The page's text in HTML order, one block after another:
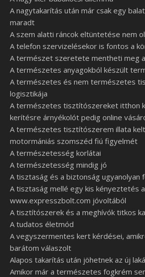
A nagytakarítás után már csak egy
maradt
A szem alatti ráncok eltüntetése nem
A telefon szervizelésekor is fontos a
A természet szeretete mentheti meg
A természetes anyagokból készült
A természetes és nem természetes
logisztikája
A természetes tisztítószereket itthon
kerítésre árnyékolót pedig online
A természetes tisztítószerem illata
motormániás szomszéd fiú figyelmét
A természetesség korlátai
A természetesség mindig jó
A tisztaság és a biztonság ugyanolyan
A tisztaság mellé egy kis kényeztetés a
www.expresszbolt.com jóvoltából
A tisztítószerek és a meghívók titkos
A tudatos életmód
A vegyszermentes kert kérdései,
barátom válaszolt
Alapos takarítás után jöhetnek az új
Amikor már a természetes fogkrém